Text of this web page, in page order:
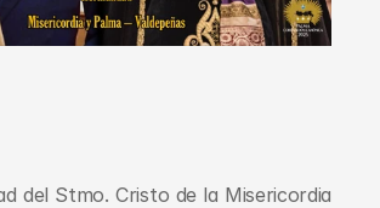
del Stmo. Cristo de la Misericordia